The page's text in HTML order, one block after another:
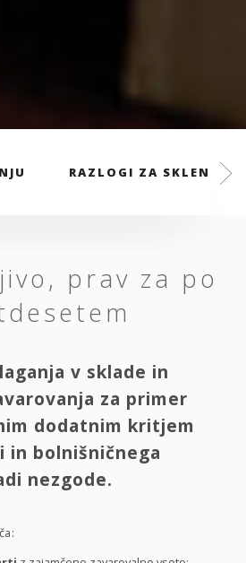
RAZLOGI ZA SKLENITEV
prav za po
v sklade in
za primer
dodatnim kritjem
in bolnišničnega
nezgode.